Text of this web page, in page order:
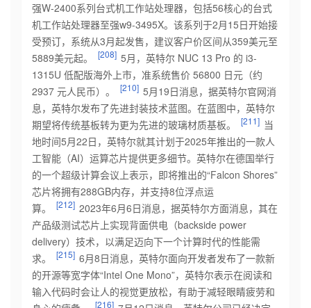
强W-2400系列台式机工作站处理器，包括56核心的台式
机工作站处理器至强w9-3495X。该系列于2月15日开始接
受预订，系统从3月起发售，建议客户价区间从359美元至
5889美元起。
[208] 5月，英特尔 NUC 13 Pro 的 i3-
1315U 低配版海外上市，准系统售价 56800 日元（约
2937 元人民币）。 [210] 5月19日消息，据英特尔官网消
息，英特尔发布了先进封装技术蓝图。在蓝图中，英特尔
期望将传统基板转为更为先进的玻璃材质基板。
[211] 当
地时间5月22日，英特尔就其计划于2025年推出的一款人
工智能（AI）运算芯片提供更多细节。英特尔在德国举行
的一个超级计算会议上表示，即将推出的“Falcon Shores”
芯片将拥有288GB内存，并支持8位浮点运
算。
[212] 2023年6月6日消息，据英特尔方面消息，其在
产品级测试芯片上实现背面供电（backside power
delivery）技术，以满足迈向下一个计算时代的性能需
求。
[215] 6月8日消息，英特尔面向开发者发布了一款新
的开源等宽字体“Intel One Mono”，英特尔表示在阅读和
输入代码时会让人的视觉更放松，有助于减轻眼睛疲劳和
[216]